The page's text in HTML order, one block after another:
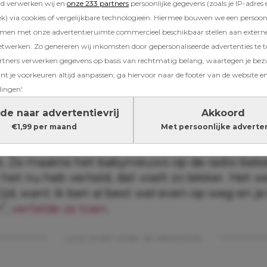
verwerken wij en onze 233 partners persoonlijke gegevens (zoals je IP-adres
via cookies of vergelijkbare technologieën. Hiermee bouwen we een
met onze advertentieruimte commercieel beschikbaar stellen aan
Zo genereren wij inkomsten door gepersonaliseerde advertenties te
verwerken gegevens op basis van rechtmatig belang, waartegen je
je voorkeuren altijd aanpassen; ga hiervoor naar de footer van de website
naar advertentievrij
€1,99 per maand
Akkoord
Met persoonlijke
uit de reeks “Wat stoppen ze bij RTL
Marieke bij beelden, waarop ze vol trots
in mei bekend zwanger te zijn van haar
met Arne heeft ze al een zoon: Guus (3).
kind. Zij verwacht samenmet haar
Ze maakte het babynieuws op de radio
het nu heb verteld, dat voelt zo lekker. Het
want ik ben al best wel even op weg en je
vertelde ze toen